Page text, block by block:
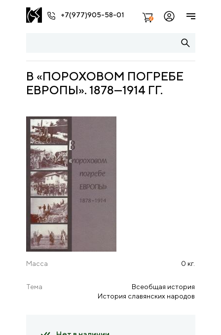
+7(977)905-58-01 2
В «ПОРОХОВОМ ПОГРЕБЕ
ЕВРОПЫ». 1878—1914 ГГ.
Масса 0 кг.
Тема
Всеобщая история
История славянских народов